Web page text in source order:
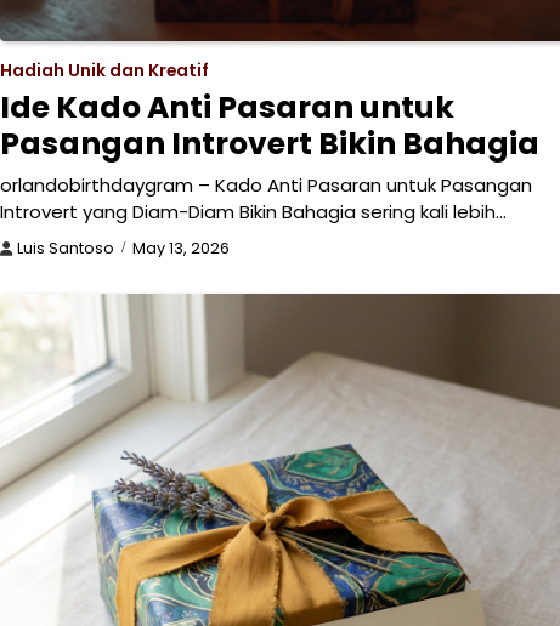
Hadiah Unik dan Kreatif
Ide Kado Anti Pasaran untuk
Pasangan Introvert Bikin Bahagia
orlandobirthdaygram – Kado Anti Pasaran untuk Pasangan
Introvert yang Diam-Diam Bikin Bahagia sering kali lebih…
Luis Santoso May 13, 2026